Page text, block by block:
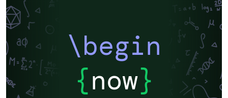
\begin
{now}